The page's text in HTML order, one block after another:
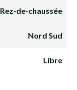
Rez-de-chaussée
Nord Sud
Libre